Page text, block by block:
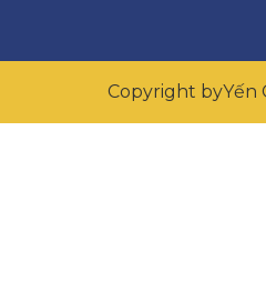
Copyright byYến